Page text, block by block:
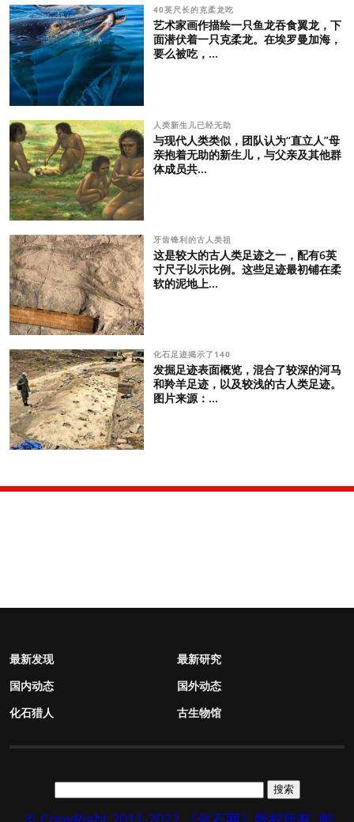
40英尺长的克柔龙吃
艺术家画作描绘一只鱼龙吞食翼龙，下
面潜伏着一只克柔龙。在埃罗曼加海，
要么被吃，...
人类新生儿已经无助
与现代人类类似，团队认为“直立人”母
亲抱着无助的新生儿，与父亲及其他群
体成员共...
牙齿锋利的古人类祖
这是较大的古人类足迹之一，配有6英
寸尺子以示比例。这些足迹最初铺在柔
软的泥地上...
化石足迹揭示了140
发掘足迹表面概览，混合了较深的河马
和羚羊足迹，以及较浅的古人类足迹。
图片来源：...
最新发现
最新研究
国内动态
国外动态
化石猎人
古生物馆